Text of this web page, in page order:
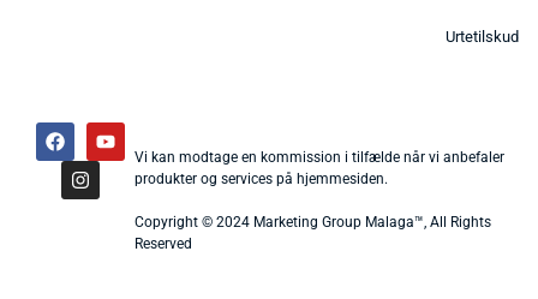
Urtetilskud
Vi kan modtage en kommission i tilfælde når vi anbefaler
produkter og services på hjemmesiden.
Copyright © 2024 Marketing Group Malaga™, All Rights
Reserved